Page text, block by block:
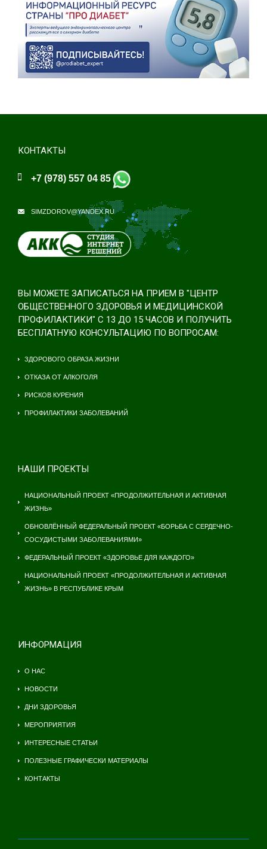
КОНТАКТЫ
+7 (978) 557 04 85
SIMZDOROV@YANDEX.RU
ВЫ МОЖЕТЕ ЗАПИСАТЬСЯ НА ПРИЕМ В "ЦЕНТР
ОБЩЕСТВЕННОГО ЗДОРОВЬЯ И МЕДИЦИНСКОЙ
ПРОФИЛАКТИКИ" С 13 ДО 15 ЧАСОВ И ПОЛУЧИТЬ
БЕСПЛАТНУЮ КОНСУЛЬТАЦИЮ ПО ВОПРОСАМ:
ЗДОРОВОГО ОБРАЗА ЖИЗНИ
ОТКАЗА ОТ АЛКОГОЛЯ
РИСКОВ КУРЕНИЯ
ПРОФИЛАКТИКИ ЗАБОЛЕВАНИЙ
НАШИ ПРОЕКТЫ
НАЦИОНАЛЬНЫЙ ПРОЕКТ «ПРОДОЛЖИТЕЛЬНАЯ И АКТИВНАЯ
ЖИЗНЬ»
ОБНОВЛЁННЫЙ ФЕДЕРАЛЬНЫЙ ПРОЕКТ «БОРЬБА С СЕРДЕЧНО-
СОСУДИСТЫМИ ЗАБОЛЕВАНИЯМИ»
ФЕДЕРАЛЬНЫЙ ПРОЕКТ «ЗДОРОВЬЕ ДЛЯ КАЖДОГО»
НАЦИОНАЛЬНЫЙ ПРОЕКТ «ПРОДОЛЖИТЕЛЬНАЯ И АКТИВНАЯ
ЖИЗНЬ» В РЕСПУБЛИКЕ КРЫМ
ИНФОРМАЦИЯ
О НАС
НОВОСТИ
ДНИ ЗДОРОВЬЯ
МЕРОПРИЯТИЯ
ИНТЕРЕСНЫЕ СТАТЬИ
ПОЛЕЗНЫЕ ГРАФИЧЕСКИ МАТЕРИАЛЫ
КОНТАКТЫ